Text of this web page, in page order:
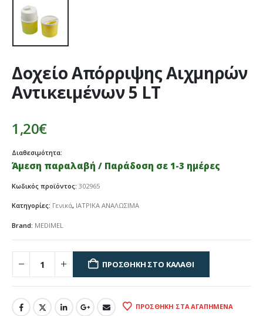
Δοχείο Απόρριψης Αιχμηρών
Αντικειμένων 5 LT
1,20€
Διαθεσιμότητα:
Άμεση παραλαβή / Παράδοση σε 1-3 ημέρες
Κωδικός προϊόντος: 302965
Κατηγορίες: Γενικά, ΙΑΤΡΙΚΑ ΑΝΑΛΩΣΙΜΑ
Brand: MEDIMEL
ΠΡΟΣΘΉΚΗ ΣΤΟ ΚΑΛΆΘΙ
ΠΡΟΣΘΉΚΗ ΣΤΑ ΑΓΑΠΗΜΈΝΑ